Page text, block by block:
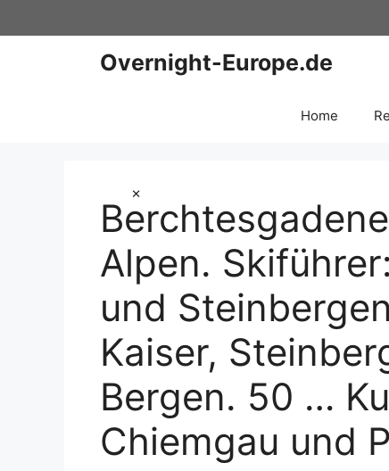
×
Inhalt
Overnight-Europe.de
Home
Alpen.
und
Kaiser,
Bergen. 50 …
Chiemgau und